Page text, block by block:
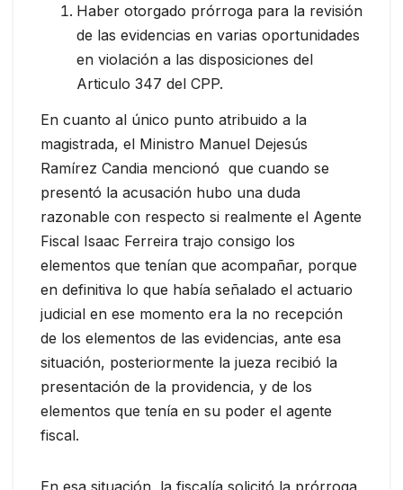
Haber otorgado prórroga para la revisión
de las evidencias en varias oportunidades
en violación a las disposiciones del
Articulo 347 del CPP.
En cuanto al único punto atribuido a la
magistrada, el Ministro Manuel Dejesús
Ramírez Candia mencionó que cuando se
presentó la acusación hubo una duda
razonable con respecto si realmente el Agente
Fiscal Isaac Ferreira trajo consigo los
elementos que tenían que acompañar, porque
en definitiva lo que había señalado el actuario
judicial en ese momento era la no recepción
de los elementos de las evidencias, ante esa
situación, posteriormente la jueza recibió la
presentación de la providencia, y de los
elementos que tenía en su poder el agente
fiscal.
En esa situación, la fiscalía solicitó la prórroga